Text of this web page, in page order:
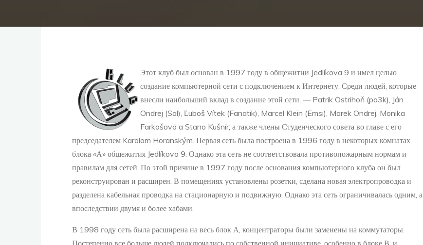
Этот клуб был основан в 1997 году в общежитии Jedlíkova 9 и имел целью
создание компьютерной сети с подключением к Интернету. Среди людей, которые
внесли наибольший вклад в создание этой сети, — Patrik Ostrihoň (pa3k), Ján
Ondrej (Sal), Ľuboš Vítek (Fanatik), Marcel Klein (Emsi), Marek Ondrej, Monika
Farkašová a Stano Kušnír; а также члены Студенческого совета во главе с его
председателем Karolom Horanským. Первая сеть была построена в 1996 году в некоторых комнатах
блока «А» общежития Jedlíkova 9. Однако эта сеть не соответствовала противопожарным нормам и
правилам для сетей. По этой причине в 1997 году после основания компьютерного клуба он был
реконструирован и расширен. В помещениях установлены розетки, сделана новая электропроводка и
разделена кабельная проводка на стационарную и подвижную. Однако эта сеть ограничивалась одним, а
впоследствии двумя и более хабами.
В 1998 году сеть была расширена на весь блок А, концентраторы были заменены на коммутаторы.
Постепенно все больше людей подключались по собственной инициативе, особенно в блоке В, и